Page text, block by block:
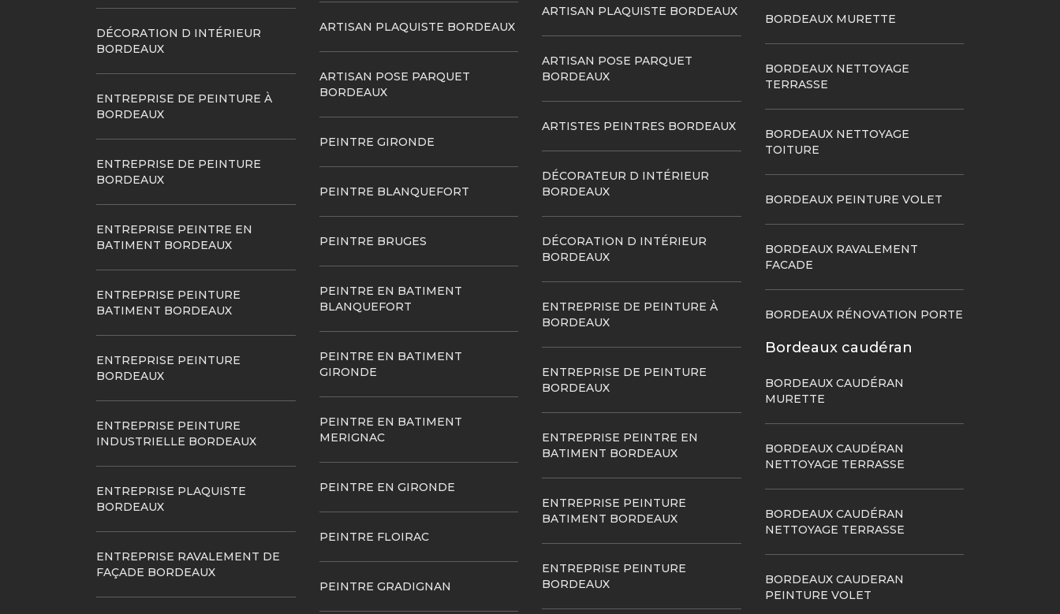
DÉCORATION D INTÉRIEUR
BORDEAUX
ENTREPRISE DE PEINTURE À
BORDEAUX
ENTREPRISE DE PEINTURE
BORDEAUX
ENTREPRISE PEINTRE EN
BATIMENT BORDEAUX
ENTREPRISE PEINTURE
BATIMENT BORDEAUX
ENTREPRISE PEINTURE
BORDEAUX
ENTREPRISE PEINTURE
INDUSTRIELLE BORDEAUX
ENTREPRISE PLAQUISTE
BORDEAUX
ENTREPRISE RAVALEMENT DE
FAÇADE BORDEAUX
ARTISAN PLAQUISTE BORDEAUX
ARTISAN POSE PARQUET
BORDEAUX
PEINTRE GIRONDE
PEINTRE BLANQUEFORT
PEINTRE BRUGES
PEINTRE EN BATIMENT
BLANQUEFORT
PEINTRE EN BATIMENT
GIRONDE
PEINTRE EN BATIMENT
MERIGNAC
PEINTRE EN GIRONDE
PEINTRE FLOIRAC
PEINTRE GRADIGNAN
ARTISAN PLAQUISTE BORDEAUX
ARTISAN POSE PARQUET
BORDEAUX
ARTISTES PEINTRES BORDEAUX
DÉCORATEUR D INTÉRIEUR
BORDEAUX
DÉCORATION D INTÉRIEUR
BORDEAUX
ENTREPRISE DE PEINTURE À
BORDEAUX
ENTREPRISE DE PEINTURE
BORDEAUX
ENTREPRISE PEINTRE EN
BATIMENT BORDEAUX
ENTREPRISE PEINTURE
BATIMENT BORDEAUX
ENTREPRISE PEINTURE
BORDEAUX
BORDEAUX MURETTE
BORDEAUX NETTOYAGE
TERRASSE
BORDEAUX NETTOYAGE
TOITURE
BORDEAUX PEINTURE VOLET
BORDEAUX RAVALEMENT
FACADE
BORDEAUX RÉNOVATION PORTE
Bordeaux caudéran
BORDEAUX CAUDÉRAN
MURETTE
BORDEAUX CAUDÉRAN
NETTOYAGE TERRASSE
BORDEAUX CAUDÉRAN
NETTOYAGE TERRASSE
BORDEAUX CAUDERAN
PEINTURE VOLET